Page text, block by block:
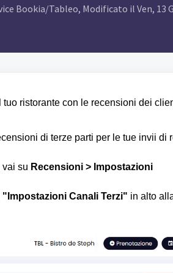
Bookia/Tableo, Modificato il Ven, 13
ristorante con le recensioni dei
di terze parti per le tue invii di
vai su Recensioni > Impostazioni
"Impostazioni Canali Terzi" in alto